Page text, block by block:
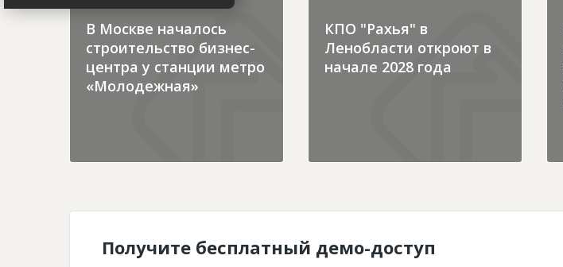
В Москве началось
строительство бизнес-
центра у станции метро
«Молодежная»
КПО "Рахья" в
Ленобласти откроют в
начале 2028 года
Получите бесплатный демо-доступ